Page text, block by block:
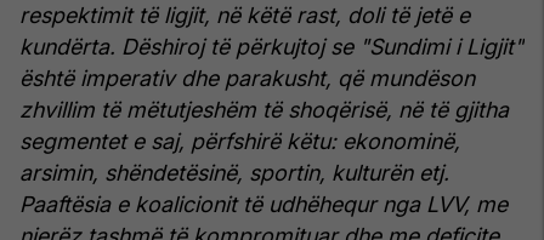
respektimit të ligjit, në këtë rast, doli të jetë e
kundërta. Dëshiroj të përkujtoj se "Sundimi i Ligjit"
është imperativ dhe parakusht, që mundëson
zhvillim të mëtutjeshëm të shoqërisë, në të gjitha
segmentet e saj, përfshirë këtu: ekonominë,
arsimin, shëndetësinë, sportin, kulturën etj.
Paaftësia e koalicionit të udhëhequr nga LVV, me